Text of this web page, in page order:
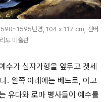
1590~1595년경, 104 x 117 cm, 캔버
도 미술관
수가 십자가형을 앞두고 겟세
. 왼쪽 아래에는 베드로, 야고
유다와 로마 병사들이 예수를